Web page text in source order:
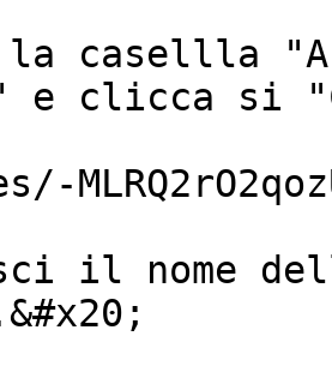
la casellla
e clicca si
il nome